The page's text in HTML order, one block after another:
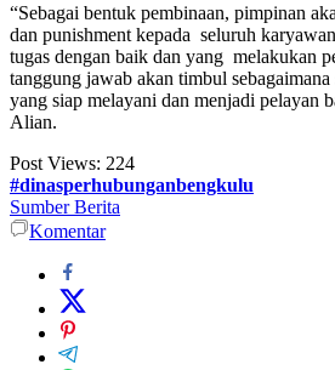
“Sebagai bentuk pembinaan, pimpinan
dan punishment kepada seluruh
tugas dengan baik dan yang melakukan
tanggung jawab akan timbul
yang siap melayani dan menjadi pelayan
Alian.
Post Views: 224
#dinasperhubunganbengkulu
Sumber Berita
Komentar